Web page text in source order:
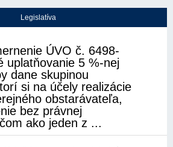
Legislatíva
ÚVO č. 6498-
uplatňovanie 5 %-nej
dane skupinou
si na účely realizácie
obstarávateľa,
bez právnej
ako jeden z ...